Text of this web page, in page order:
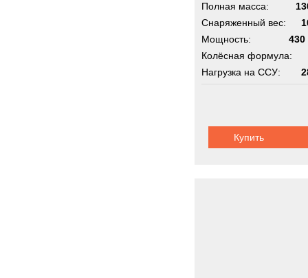
Полная масса:
Снаряженный вес:
Мощность:
430
Колёсная формула:
Нагрузка на ССУ:
Купить